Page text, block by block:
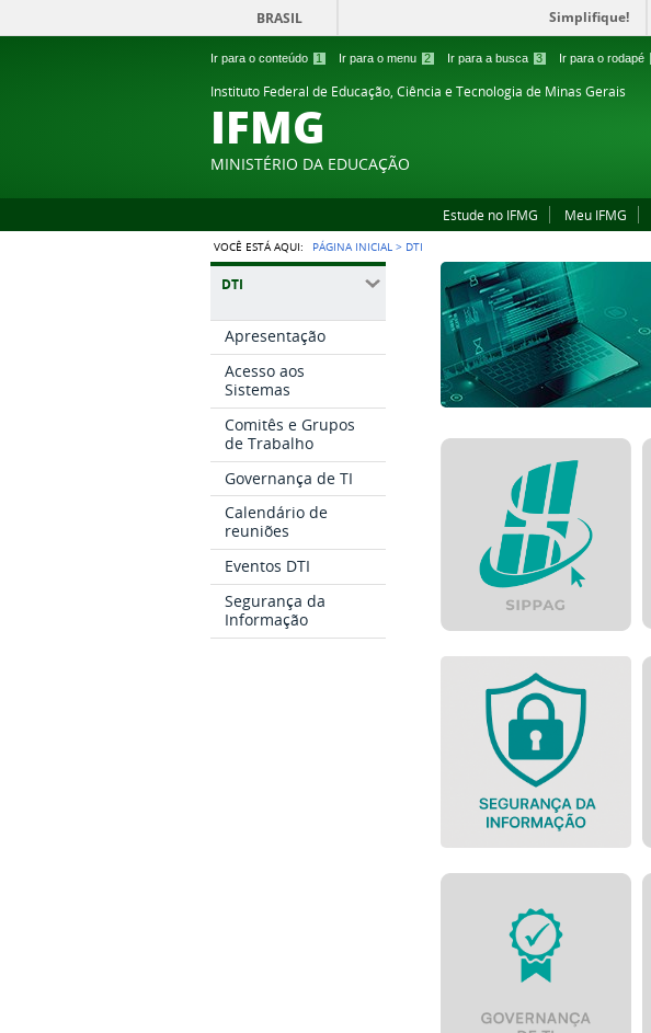
Ir para o conteúdo 1 Ir para o menu 2 Ir para a busca 3 Ir para o rodapé
BRASIL Simplifique!
Instituto Federal de Educação, Ciência e Tecnologia de Minas Gerais
IFMG
MINISTÉRIO DA EDUCAÇÃO
Estude no IFMG Meu IFMG
VOCÊ ESTÁ AQUI: PÁGINA INICIAL > DTI
DTI
Apresentação
Acesso aos
Sistemas
Comitês e Grupos
de Trabalho
Governança de TI
Calendário de
reuniões
Eventos DTI
Segurança da
Informação